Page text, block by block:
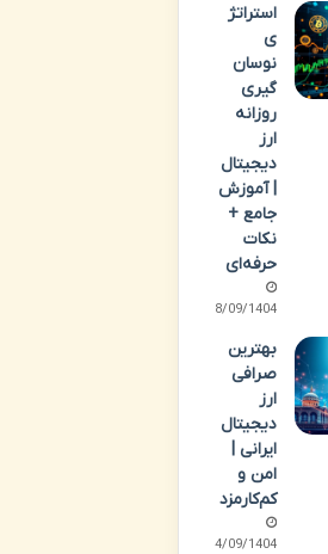
استراتژ
ی
نوسان
گیری
روزانه
ارز
دیجیتال
| آموزش
جامع +
نکات
حرفه‌ای
28/09/1404
بهترین
صرافی
ارز
دیجیتال
ایرانی |
امن و
کم‌کارمزد
24/09/1404